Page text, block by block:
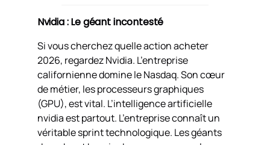
Nvidia : Le géant incontesté
Si vous cherchez quelle action acheter
2026, regardez Nvidia. L’entreprise
californienne domine le Nasdaq. Son cœur
de métier, les processeurs graphiques
(GPU), est vital. L’intelligence artificielle
nvidia est partout. L’entreprise connaît un
véritable sprint technologique. Les géants